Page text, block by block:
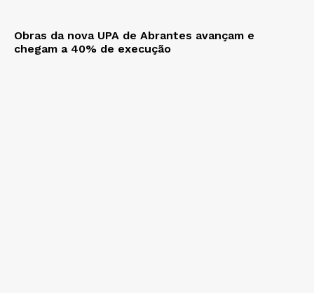
Obras da nova UPA de Abrantes avançam e
chegam a 40% de execução